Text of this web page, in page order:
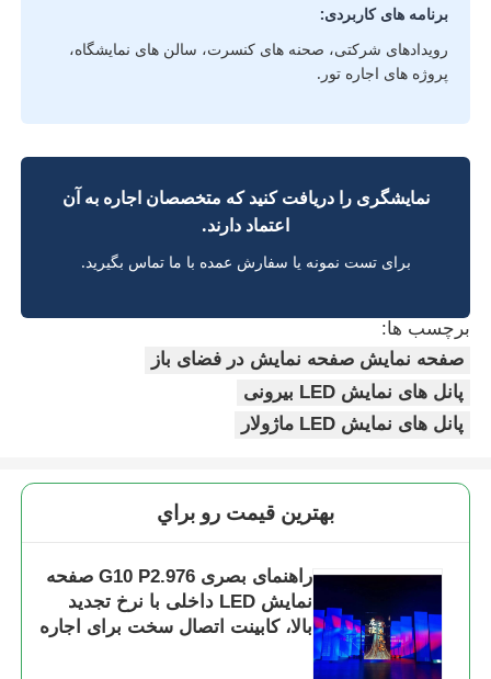
برنامه های کاربردی:
رویدادهای شرکتی، صحنه های کنسرت، سالن های نمایشگاه،
پروژه های اجاره تور.
نمایشگری را دریافت کنید که متخصصان اجاره به آن
اعتماد دارند.
برای تست نمونه یا سفارش عمده با ما تماس بگیرید.
برچسب ها:
صفحه نمایش صفحه نمایش در فضای باز
پانل های نمایش LED بیرونی
پانل های نمایش LED ماژولار
بهترين قيمت رو براي
راهنمای بصری G10 P2.976 صفحه
نمایش LED داخلی با نرخ تجدید
بالا، کابینت اتصال سخت برای اجاره